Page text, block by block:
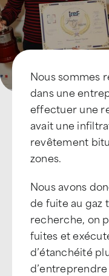
Nous sommes
dans une
effectuer une
avait une
revêtement
zones.
Nous avons
de fuite au gaz
recherche, on
fuites et
d’étanchéité